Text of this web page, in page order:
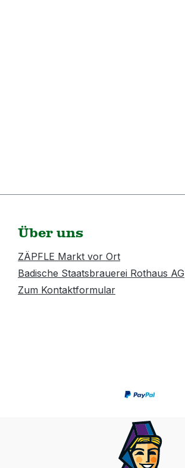
Über uns
ZÄPFLE Markt vor Ort
Badische Staatsbrauerei Rothaus AG
Zum Kontaktformular